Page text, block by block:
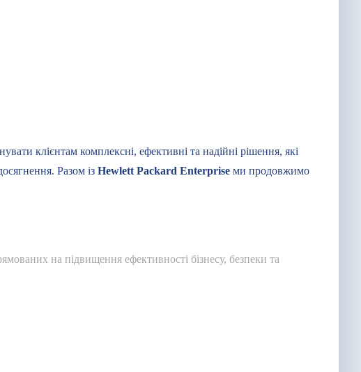
клієнтам комплексні, ефективні та надійні рішення, які
Разом із Hewlett Packard Enterprise ми продовжимо
на підвищення ефективності бізнесу, безпеки та